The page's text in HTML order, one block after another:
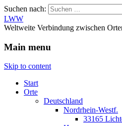
Suchen nach:
LWW
Weltweite Verbindung zwischen
Main menu
Skip to content
Start
Orte
Deutschland
Nordrhein-Westf.
33165